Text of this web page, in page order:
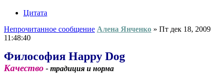
Цитата
Непрочитанное сообщение Алена Янченко » Пт дек 18, 2009
11:48:40
Философия Happy Dog
Качество - традиция и норма